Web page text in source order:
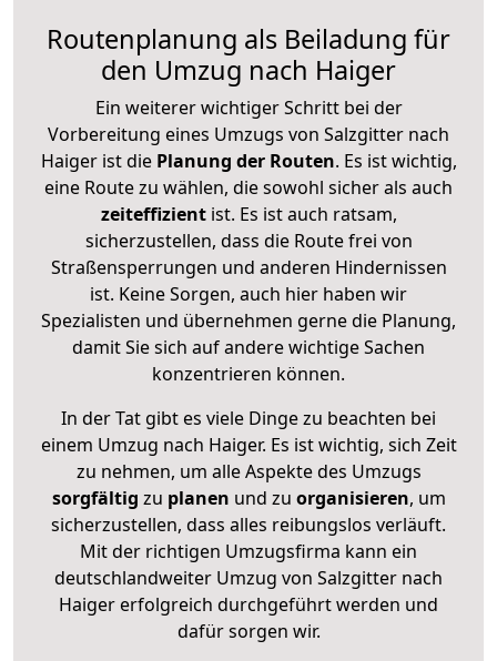
Routenplanung als Beiladung für
den Umzug nach Haiger
Ein weiterer wichtiger Schritt bei der
Vorbereitung eines Umzugs von Salzgitter nach
Haiger ist diePlanung der Routen. Es ist wichtig,
eine Route zu wählen, die sowohl sicher als auch
zeiteffizientist. Es ist auch ratsam,
sicherzustellen, dass die Route frei von
Straßensperrungen und anderen Hindernissen
ist. Keine Sorgen, auch hier haben wir
Spezialisten und übernehmen gerne die Planung,
damit Sie sich auf andere wichtige Sachen
konzentrieren können.
In der Tat gibt es viele Dinge zu beachten bei
einem Umzug nach Haiger. Es ist wichtig, sich Zeit
zu nehmen, um alle Aspekte des Umzugs
sorgfältig zu planen und zu organisieren, um
sicherzustellen, dass alles reibungslos verläuft.
Mit der richtigen Umzugsfirma kann ein
deutschlandweiter Umzug von Salzgitter nach
Haiger erfolgreich durchgeführt werden und
dafür sorgen wir.